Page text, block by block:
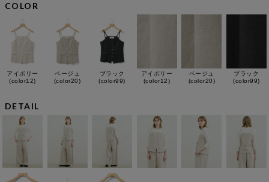
COLOR
アイボリー
(color12)
ベージュ
(color20)
ブラック
(color99)
アイボリー
(color12)
ベージュ
(color20)
ブラック
(color99)
DETAIL